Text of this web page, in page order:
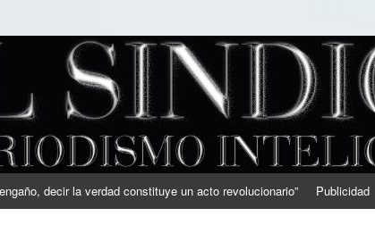
decir la verdad constituye un acto revolucionario” Publicidad